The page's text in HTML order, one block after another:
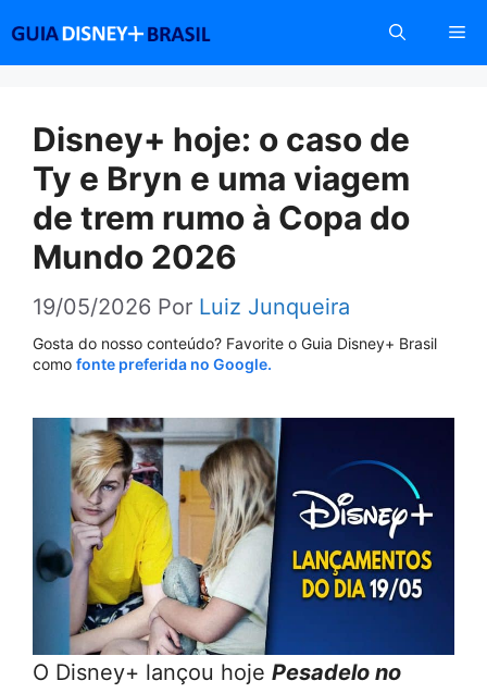
conteúdo
Disney+ hoje: o caso de
Ty e Bryn e uma viagem
de trem rumo à Copa do
Mundo 2026
19/05/2026 Por Luiz Junqueira
Gosta do nosso conteúdo? Favorite o Guia Disney+ Brasil
como fonte preferida no Google.
O Disney+ lançou hoje Pesadelo no